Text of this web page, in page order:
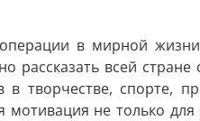
в мирной
всей стране
творчестве, спорте,
не только для